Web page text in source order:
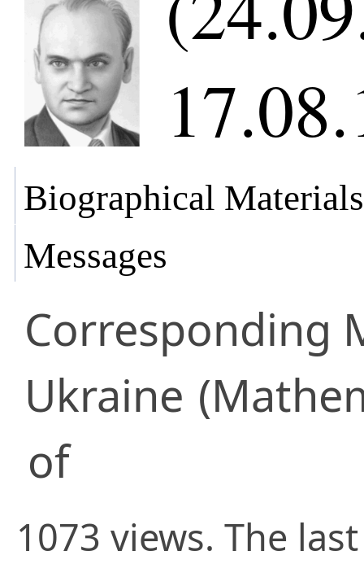
Biographical Materials
Messages
Corresponding
Ukraine
of
1073 views. The